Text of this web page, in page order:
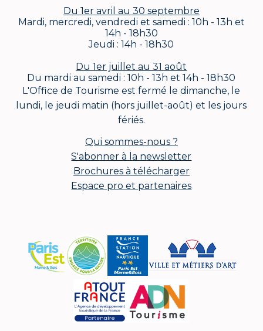
Du 1er avril au 30 septembre
Mardi, mercredi, vendredi et samedi : 10h - 13h et
14h - 18h30
Jeudi : 14h - 18h30
Du 1er juillet au 31 août
Du mardi au samedi : 10h - 13h et 14h - 18h30
L'Office de Tourisme est fermé le dimanche, le
lundi, le jeudi matin (hors juillet-août) et les jours
fériés.
Qui sommes-nous ?
S'abonner à la newsletter
Brochures à télécharger
Espace pro et partenaires